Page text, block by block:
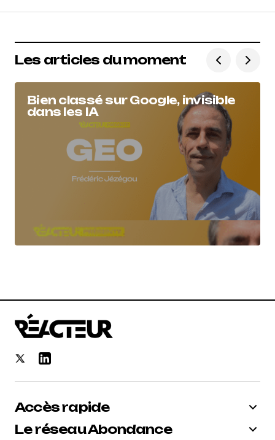
Les articles du moment
Bien classé sur Google, invisible
dans les IA
Accès rapide
Le réseau Abondance